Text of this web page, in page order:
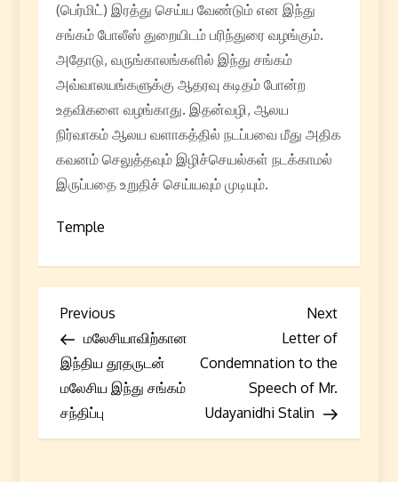
(பெர்மிட்) இரத்து செய்ய வேண்டும் என இந்து
சங்கம் போலீஸ் துறையிடம் பரிந்துரை வழங்கும்.
அதோடு, வருங்காலங்களில் இந்து சங்கம்
அவ்வாலயங்களுக்கு ஆதரவு கடிதம் போன்ற
உதவிகளை வழங்காது. இதன்வழி, ஆலய
நிர்வாகம் ஆலய வளாகத்தில் நடப்பவை மீது அதிக
கவனம் செலுத்தவும் இழிச்செயல்கள் நடக்காமல்
இருப்பதை உறுதிச் செய்யவும் முடியும்.
Temple
P
o
s
t
Previous
Post
Previous
மலேசியாவிற்கான
இந்திய தூதருடன்
மலேசிய இந்து சங்கம்
சந்திப்பு
Next
Post
Next
Letter of
Condemnation to the
Speech of Mr.
Udayanidhi Stalin